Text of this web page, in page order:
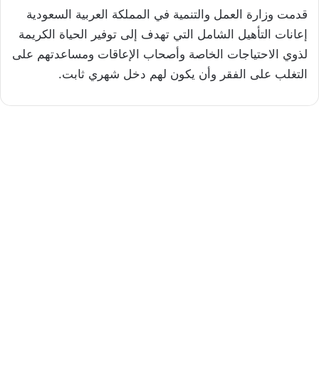
قدمت وزارة العمل والتنمية في المملكة العربية السعودية
إعانات التأهيل الشامل التي تهدف إلى توفير الحياة الكريمة
لذوي الاحتياجات الخاصة وأصحاب الإعاقات ومساعدتهم على
التغلب على الفقر وأن يكون لهم دخل شهري ثابت.